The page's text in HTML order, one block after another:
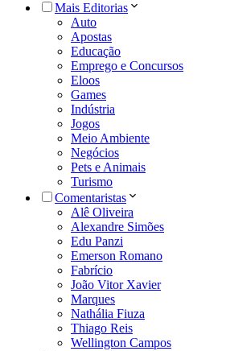
Mais Editorias
Auto
Apostas
Educação
Emprego e Concursos
Eloos
Games
Indústria
Jogos
Meio Ambiente
Negócios
Pets e Animais
Turismo
Comentaristas
Alê Oliveira
Alexandre Simões
Edu Panzi
Emerson Romano
Fabrício
João Vitor Xavier
Marques
Nathália Fiuza
Thiago Reis
Wellington Campos